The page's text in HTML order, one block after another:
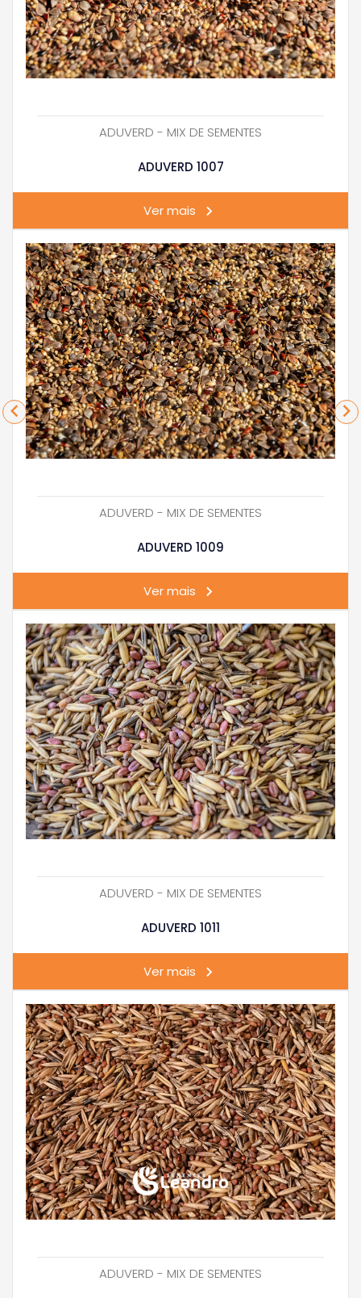
ADUVERD - MIX DE SEMENTES
ADUVERD 1007
Ver mais
ADUVERD - MIX DE SEMENTES
ADUVERD 1009
Ver mais
ADUVERD - MIX DE SEMENTES
ADUVERD 1011
Ver mais
ADUVERD - MIX DE SEMENTES